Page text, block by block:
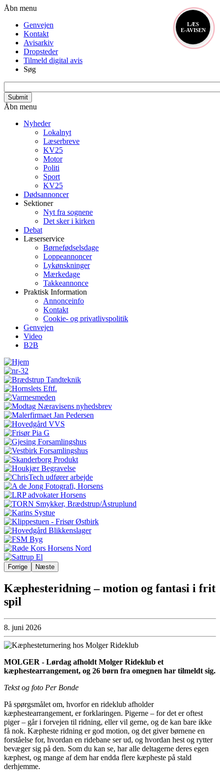
Gå
hovedindhold
Header
Åbn menu
Genvejen
Kontakt
Avisarkiv
Dropsteder
Tilmeld digital avis
Søg
Primær
Åbn menu
Nyheder
Lokalnyt
Læserbreve
KV25
Motor
Politi
Sport
KV25
Dødsannoncer
Sektioner
Nyt fra sognene
Det sker i kirken
Debat
Læserservice
Børnefødselsdage
Loppeannoncer
Lykønskninger
Mærkedage
Takkeannonce
Praktisk Information
Annonceinfo
Kontakt
Cookie- og privatlivspolitik
Genvejen
Video
B2B
LÆS
E-AVISEN
Forrige Næste
Kæphesteridning – motion og fantasi i frit
spil
8. juni 2026
MOLGER - Lørdag afholdt Molger Rideklub et
kæphestearrangement, og 26 børn fra omegnen har tilmeldt sig.
Tekst og foto Per Bonde
På spørgsmålet om, hvorfor en rideklub afholder
kæphestearrangement, er forklaringen. Pigerne – for det er oftest
piger – går i forvejen til ridning, eller vil gerne, og de kan bare ikke
få nok. Kæpheste ridning er god motion, og det giver børnene en
forståelse for, hvordan en ridebane ser ud, og hvordan hest og rytter
bevæger sig på den. Som du kan se, har alle deltagerne deres egen
kæphest, og mange af dem har endda flere kæpheste på stald
derhjemme.